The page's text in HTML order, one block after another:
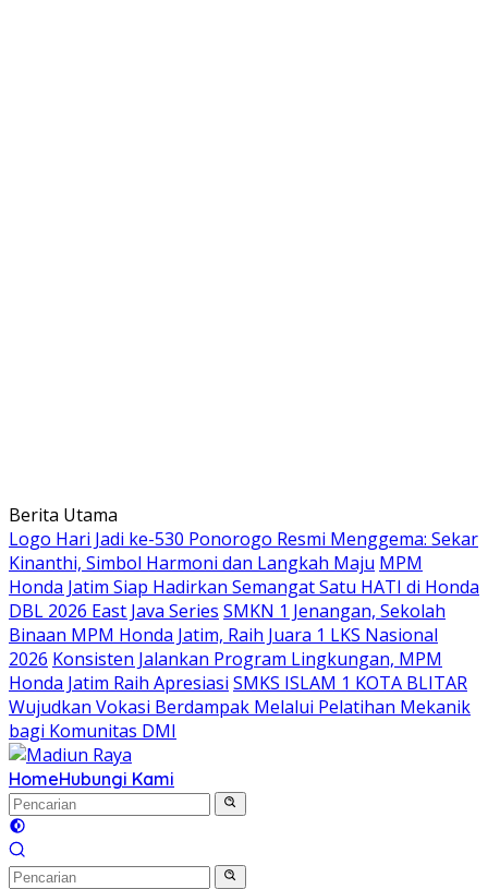
Langsung
ke
konten
Berita Utama
Logo Hari Jadi ke-530 Ponorogo Resmi Menggema: Sekar
Kinanthi, Simbol Harmoni dan Langkah Maju MPM
Honda Jatim Siap Hadirkan Semangat Satu HATI di Honda
DBL 2026 East Java Series SMKN 1 Jenangan, Sekolah
Binaan MPM Honda Jatim, Raih Juara 1 LKS Nasional
2026 Konsisten Jalankan Program Lingkungan, MPM
Honda Jatim Raih Apresiasi SMKS ISLAM 1 KOTA BLITAR
Wujudkan Vokasi Berdampak Melalui Pelatihan Mekanik
bagi Komunitas DMI
HomeHubungi Kami